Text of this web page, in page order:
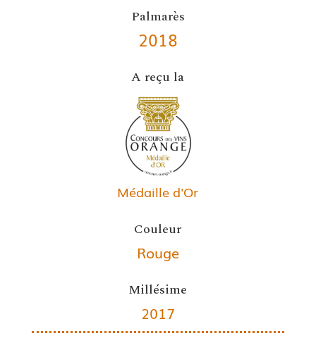
Palmarès
2018
A reçu la
Médaille d'Or
Couleur
Rouge
Millésime
2017